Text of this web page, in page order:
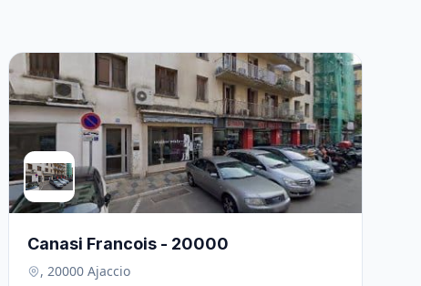
Canasi Francois - 20000
, 20000 Ajaccio